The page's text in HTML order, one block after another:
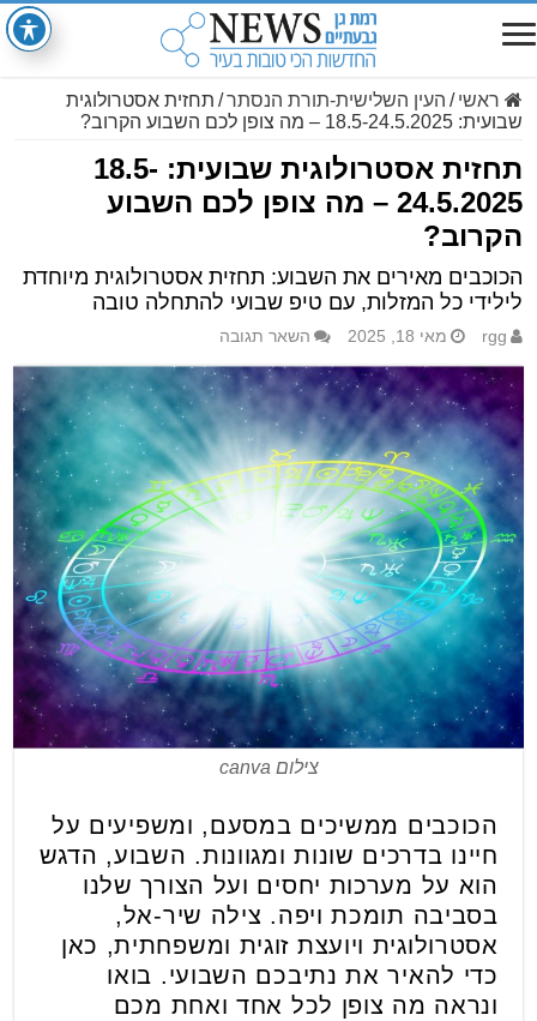
ראשי / העין השלישית-תורת הנסתר/ תחזית אסטרולוגית
שבועית: 18.5-24.5.2025 – מה צופן לכם השבוע הקרוב?
תחזית אסטרולוגית שבועית: 18.5-
24.5.2025 – מה צופן לכם השבוע
הקרוב?
הכוכבים מאירים את השבוע: תחזית אסטרולוגית מיוחדת
לילידי כל המזלות, עם טיפ שבועי להתחלה טובה
rgg מאי 18, 2025 השאר תגובה
צילום canva
הכוכבים ממשיכים במסעם, ומשפיעים על
חיינו בדרכים שונות ומגוונות. השבוע, הדגש
הוא על מערכות יחסים ועל הצורך שלנו
בסביבה תומכת ויפה. צילה שיר-אל,
אסטרולוגית ויועצת זוגית ומשפחתית, כאן
כדי להאיר את נתיבכם השבועי. בואו
ונראה מה צופן לכל אחד ואחת מכם